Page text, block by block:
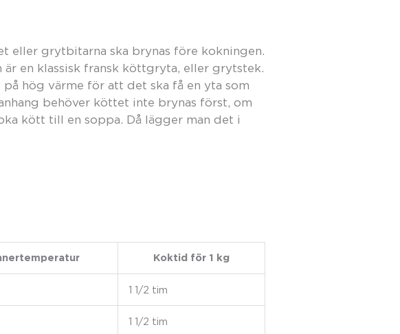
eller grytbitarna ska brynas före kokningen.
en klassisk fransk köttgryta, eller grytstek.
hög värme för att det ska få en yta som
behöver köttet inte brynas först, om
kött till en soppa. Då lägger man det i
Koktid för 1 kg
1 1/2 tim
1 1/2 tim